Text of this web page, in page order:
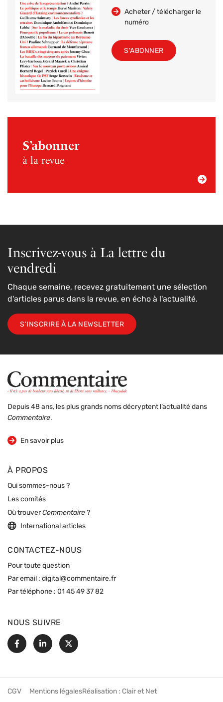
Acheter / télécharger le
numéro
S'ABONNER
S’abonner
à la revue
Inscrivez-vous à La lettre du
vendredi
Chaque semaine, recevez gratuitement une sélection
d'articles parus dans la revue, en écho à l'actualité.
S'INSCRIRE À LA NEWSLETTER
Depuis 48 ans, les plus grands noms décryptent l’actualité dans
Commentaire.
En savoir plus
sur la revue
À PROPOS
Qui sommes-nous ?
Les comités
Où trouverCommentaire ?
International articles
CONTACTEZ-NOUS
Pour toute question
Par email : digital@commentaire.fr
Par téléphone : 01 45 49 37 82
NOUS SUIVRE
FacebookLinkedin
X
CGV Mentions légalesRéalisation : Clair et Net